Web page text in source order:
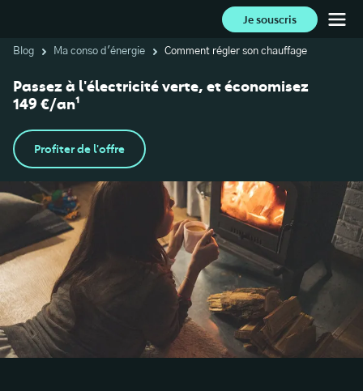
Je souscris
Blog Ma conso d'énergie Comment régler son chauffage
Passez à l'électricité verte, et économisez
149 €/an¹
Profiter de l'offre